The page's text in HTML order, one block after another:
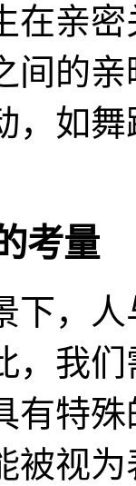
在亲
间的
，如
考量
下，
，我
有特
被视